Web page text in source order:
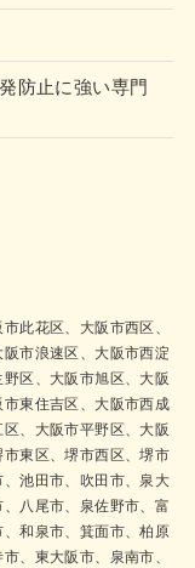
防止に強い専門
此花区、大阪市西区、
市浪速区、大阪市西淀
区、大阪市旭区、大阪
東住吉区、大阪市西成
、大阪市平野区、大阪
東区、堺市西区、堺市
池田市、吹田市、泉大
八尾市、泉佐野市、富
和泉市、箕面市、柏原
、東大阪市、泉南市、